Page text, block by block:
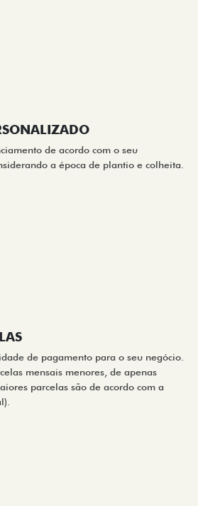
de acordo com o seu
a época de plantio e colheita.
de pagamento para o seu negócio.
mensais menores, de apenas
parcelas são de acordo com a